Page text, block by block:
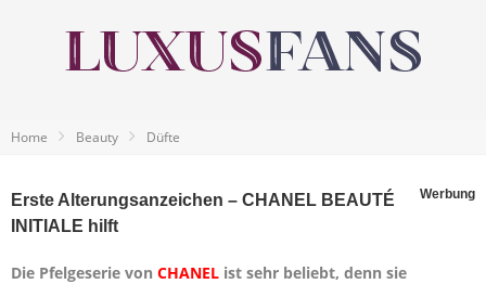
Home Beauty Düfte
Erste Alterungsanzeichen – CHANEL BEAUTÉ
INITIALE hilft
Werbung
Die Pfelgeserie von CHANEL ist sehr beliebt, denn sie